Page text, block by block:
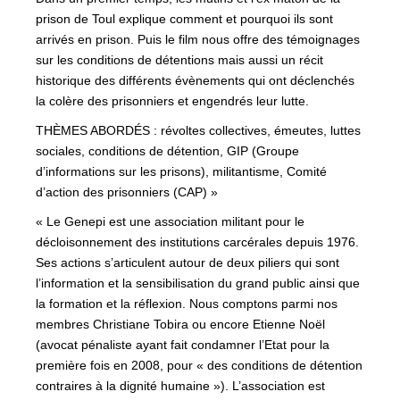
prison de Toul explique comment et pourquoi ils sont
arrivés en prison. Puis le film nous offre des témoignages
sur les conditions de détentions mais aussi un récit
historique des différents évènements qui ont déclenchés
la colère des prisonniers et engendrés leur lutte.
THÈMES ABORDÉS : révoltes collectives, émeutes, luttes
sociales, conditions de détention, GIP (Groupe
d’informations sur les prisons), militantisme, Comité
d’action des prisonniers (CAP) »
« Le Genepi est une association militant pour le
décloisonnement des institutions carcérales depuis 1976.
Ses actions s’articulent autour de deux piliers qui sont
l’information et la sensibilisation du grand public ainsi que
la formation et la réflexion. Nous comptons parmi nos
membres Christiane Tobira ou encore Etienne Noël
(avocat pénaliste ayant fait condamner l’Etat pour la
première fois en 2008, pour « des conditions de détention
contraires à la dignité humaine »). L’association est